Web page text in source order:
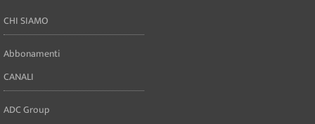
CHI SIAMO
Abbonamenti
CANALI
ADC Group